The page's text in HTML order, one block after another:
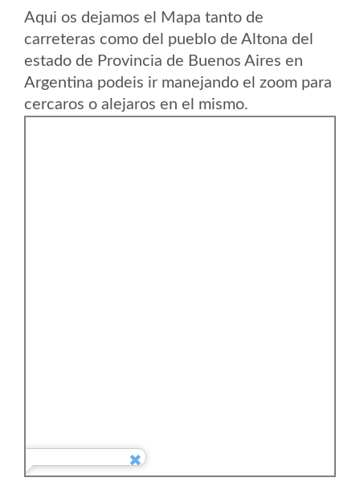
Aqui os dejamos el Mapa tanto de
carreteras como del pueblo de Altona del
estado de Provincia de Buenos Aires en
Argentina podeis ir manejando el zoom para
cercaros o alejaros en el mismo.